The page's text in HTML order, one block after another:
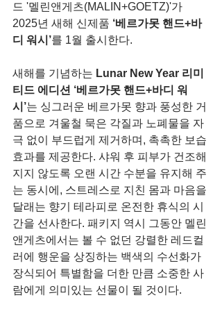
드 '멜린앤게츠(MALIN+GOETZ)'가
2025년 새해 신제품 ‘베르가못 핸드+바
디 워시’를 1월 출시한다.
새해를 기념하는 Lunar New Year 리미
티드 에디션 ‘베르가못 핸드+바디 워
시’는 싱그러운 베르가못 향과 풍성한 거
품으로 겨울철 묵은 각질과 노폐물을 자
극 없이 부드럽게 제거하며, 촉촉한 보습
효과를 제공한다. 샤워 후 피부가 건조해
지지 않도록 오랜 시간 수분을 유지해 주
는 동시에, 스트레스로 지친 몸과 마음을
달래는 향기 테라피로 온전한 휴식의 시
간을 선사한다. 패키지 역시 그동안 멜린
앤게츠에서는 볼 수 없던 강렬한 레드컬
러에 행운을 상징하는 백색의 수선화가
장식되어 특별함을 더한 만큼 소중한 사
람에게 의미있는 선물이 될 것이다.